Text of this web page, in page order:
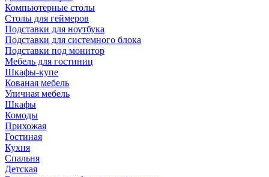
Компьютерные столы
Столы для геймеров
Подставки для ноутбука
Подставки для системного блока
Подставки под монитор
Мебель для гостиниц
Шкафы-купе
Кованая мебель
Уличная мебель
Шкафы
Комоды
Прихожая
Гостиная
Кухня
Спальня
Детская